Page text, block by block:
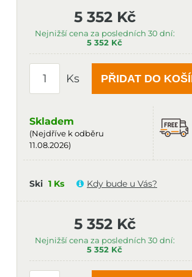
5 352 Kč
Nejnižší cena za posledních 30 dní:
5 352 Kč
Ks PŘIDAT DO
Skladem
(Nejdříve k odběru
11.08.2026)
Ski 1 Ks Kdy bude u Vás?
5 352 Kč
Nejnižší cena za posledních 30 dní:
5 352 Kč